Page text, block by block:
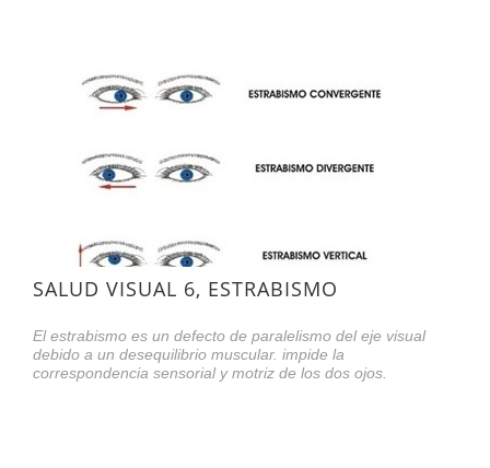
SALUD VISUAL 6, ESTRABISMO
El estrabismo es un defecto de paralelismo del eje visual
debido a un desequilibrio muscular. impide la
correspondencia sensorial y motriz de los dos ojos.